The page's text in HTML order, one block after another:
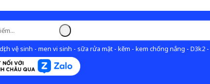
vệ sinh - men vi sinh - sữa rửa mặt - kẽm - kem chống nắng - D3k2